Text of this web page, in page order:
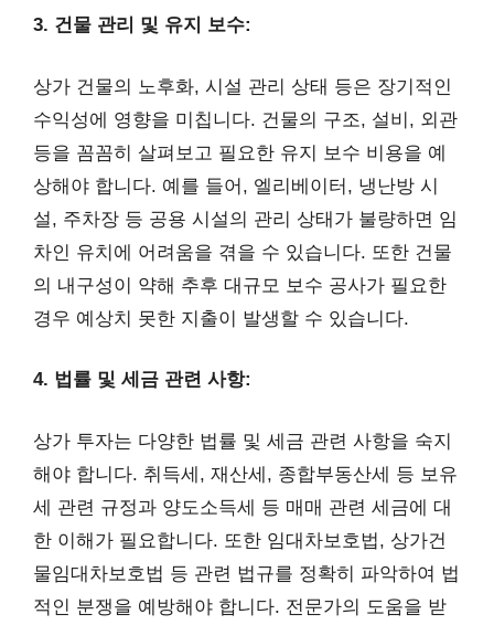
3. 건물 관리 및 유지 보수:
상가 건물의 노후화, 시설 관리 상태 등은 장기적인
수익성에 영향을 미칩니다. 건물의 구조, 설비, 외관
등을 꼼꼼히 살펴보고 필요한 유지 보수 비용을 예
상해야 합니다. 예를 들어, 엘리베이터, 냉난방 시
설, 주차장 등 공용 시설의 관리 상태가 불량하면 임
차인 유치에 어려움을 겪을 수 있습니다. 또한 건물
의 내구성이 약해 추후 대규모 보수 공사가 필요한
경우 예상치 못한 지출이 발생할 수 있습니다.
4. 법률 및 세금 관련 사항:
상가 투자는 다양한 법률 및 세금 관련 사항을 숙지
해야 합니다. 취득세, 재산세, 종합부동산세 등 보유
세 관련 규정과 양도소득세 등 매매 관련 세금에 대
한 이해가 필요합니다. 또한 임대차보호법, 상가건
물임대차보호법 등 관련 법규를 정확히 파악하여 법
적인 분쟁을 예방해야 합니다. 전문가의 도움을 받